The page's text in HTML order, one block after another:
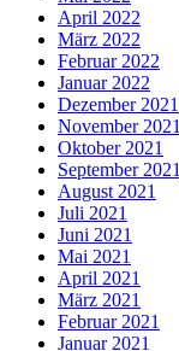
April 2022
März 2022
Februar 2022
Januar 2022
Dezember 2021
November 2021
Oktober 2021
September 2021
August 2021
Juli 2021
Juni 2021
Mai 2021
April 2021
März 2021
Februar 2021
Januar 2021